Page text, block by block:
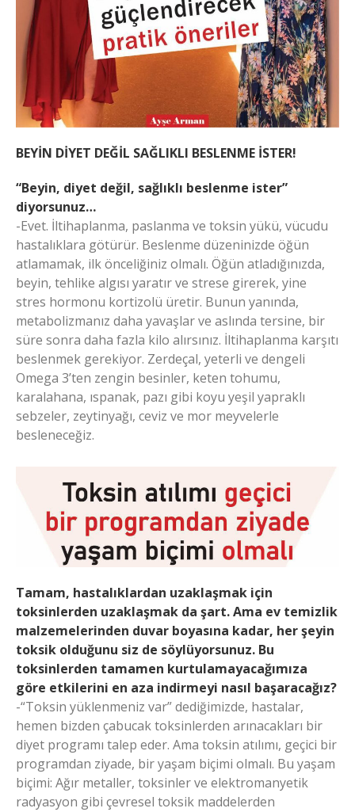
BEYİN DİYET DEĞİL SAĞLIKLI BESLENME İSTER!
“Beyin, diyet değil, sağlıklı beslenme ister”
diyorsunuz…
-Evet. İltihaplanma, paslanma ve toksin yükü, vücudu
hastalıklara götürür. Beslenme düzeninizde öğün
atlamamak, ilk önceliğiniz olmalı. Öğün atladığınızda,
beyin, tehlike algısı yaratır ve strese girerek, yine
stres hormonu kortizolü üretir. Bunun yanında,
metabolizmanız daha yavaşlar ve aslında tersine, bir
süre sonra daha fazla kilo alırsınız. İltihaplanma karşıtı
beslenmek gerekiyor. Zerdeçal, yeterli ve dengeli
Omega 3’ten zengin besinler, keten tohumu,
karalahana, ıspanak, pazı gibi koyu yeşil yapraklı
sebzeler, zeytinyağı, ceviz ve mor meyvelerle
besleneceğiz.
Tamam, hastalıklardan uzaklaşmak için
toksinlerden uzaklaşmak da şart. Ama ev temizlik
malzemelerinden duvar boyasına kadar, her şeyin
toksik olduğunu siz de söylüyorsunuz. Bu
toksinlerden tamamen kurtulamayacağımıza
göre etkilerini en aza indirmeyi nasıl başaracağız?
-“Toksin yüklenmeniz var” dediğimizde, hastalar,
hemen bizden çabucak toksinlerden arınacakları bir
diyet programı talep eder. Ama toksin atılımı, geçici bir
programdan ziyade, bir yaşam biçimi olmalı. Bu yaşam
biçimi: Ağır metaller, toksinler ve elektromanyetik
radyasyon gibi çevresel toksik maddelerden